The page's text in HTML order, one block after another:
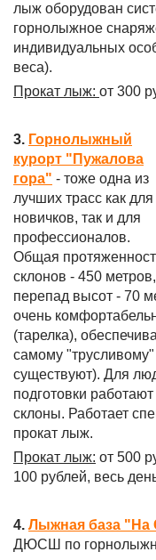
лыж оборудован
горнолыжное
индивидуальных
веса).
Прокат лыж: от 300
3. Горнолыжный
курорт "Пужалова
гора" - тоже одна из
лучших трасс как для
новичков, так и для
профессионалов.
Общая
склонов - 450 метров,
перепад высот - 70
очень
(тарелка),
самому
существуют). Для
подготовки
склоны. Работает
прокат лыж.
Прокат лыж: от 500
100 рублей, весь
4. Лыжная база "На
ДЮСШ по